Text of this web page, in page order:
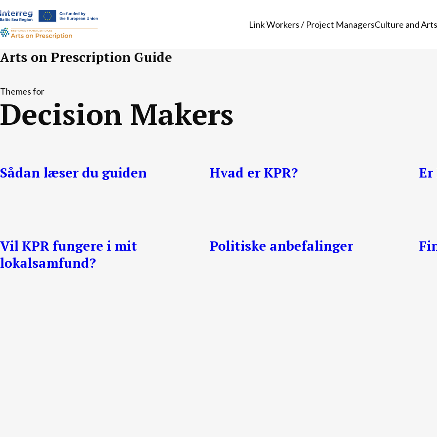
Link Workers / Project ManagersCulture and
Arts on Prescription Guide
Themes for
Decision Makers
Sådan læser du guiden Hvad er KPR?
Vil KPR fungere i mit
lokalsamfund?
Politiske anbefalinger